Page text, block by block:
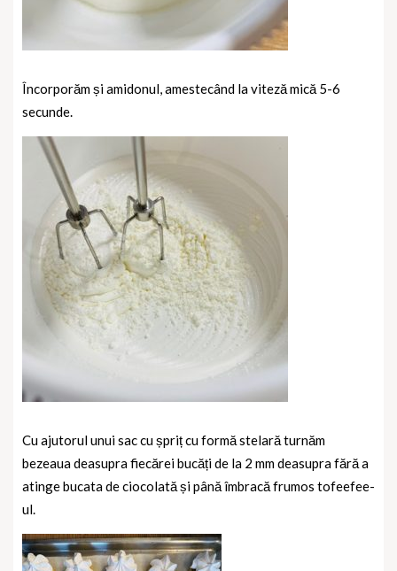
Încorporăm și amidonul, amestecând la viteză mică 5-6
secunde.
Cu ajutorul unui sac cu șpriț cu formă stelară turnăm
bezeaua deasupra fiecărei bucăți de la 2 mm deasupra fără a
atinge bucata de ciocolată și până îmbracă frumos tofeefee-
ul.